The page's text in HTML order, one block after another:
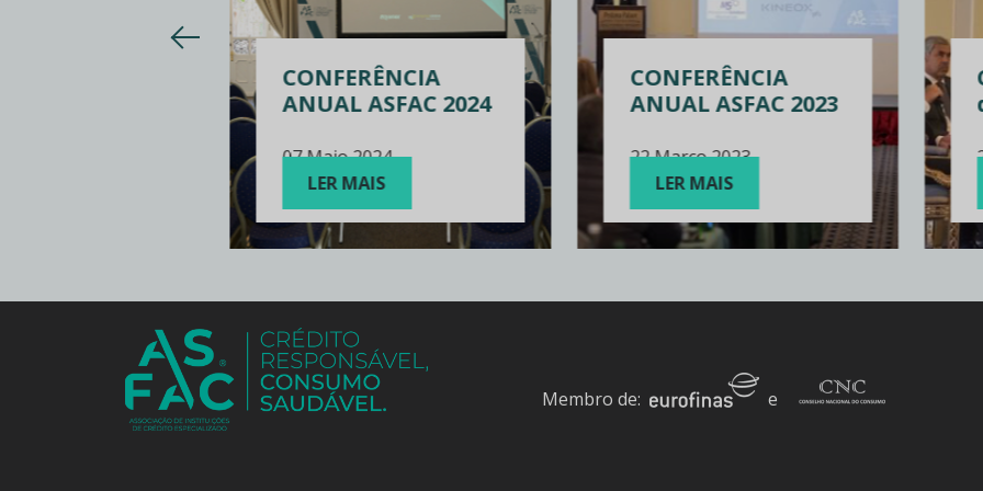
CONFERÊNCIA
ANUAL ASFAC 2024
07 Maio 2024
LER MAIS
CONFERÊNCIA
ANUAL ASFAC 2023
22 Março 2023
LER MAIS
Membro de: e